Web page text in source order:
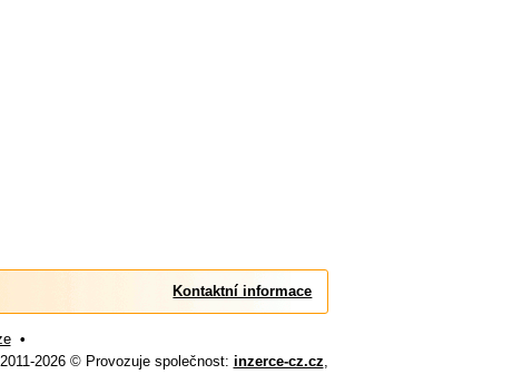
Kontaktní informace
•
2011-2026 © Provozuje společnost: inzerce-cz.cz